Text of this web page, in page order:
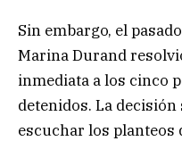
Sin embargo, el
Marina Durand
inmediata a los cinco
detenidos. La decisión
escuchar los planteos